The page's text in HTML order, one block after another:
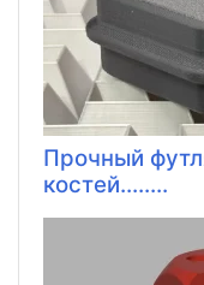
Прочный
костей........